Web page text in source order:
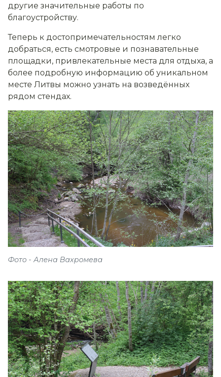
другие значительные работы по
благоустройству.
Теперь к достопримечательностям легко
добраться, есть смотровые и познавательные
площадки, привлекательные места для отдыха, а
более подробную информацию об уникальном
месте Литвы можно узнать на возведённых
рядом стендах.
Фото - Алена Вахромева